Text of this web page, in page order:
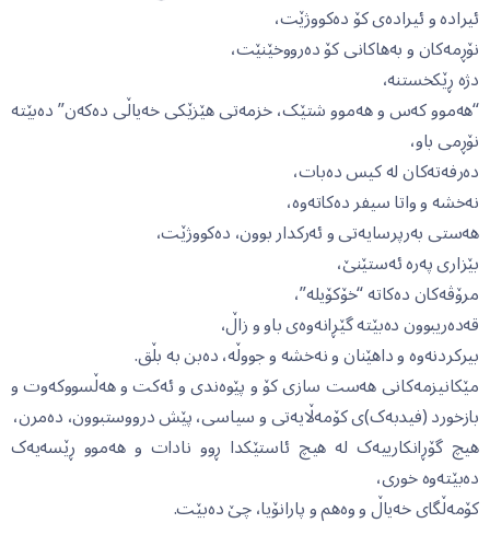
ئیرادە و ئیرادەی کۆ دەکووژێت،
نۆڕمەکان و بەهاکانی کۆ دەرووخێنێت،
دژە ڕێکخستنە،
“هەموو کەس و هەموو شتێک، خزمەتی هێزێکی خەیاڵی دەکەن” دەبێتە
نۆڕمی باو،
دەرفەتەکان لە کیس دەبات،
نەخشە و واتا سیفر دەکاتەوە،
هەستی بەرپرسایەتی و ئەرکدار بوون، دەکووژێت،
بێزاری پەرە ئەستێنێ،
مرۆڤەکان دەکاتە “خۆکۆیلە”،
قەدەریبوون دەبێتە گێڕانەوەی باو و زاڵ،
بیرکردنەوە و داهێنان و نەخشە و جووڵە، دەبن بە بڵق.
مێکانیزمەکانی هەست سازی کۆ و پێوەندی و ئەکت و هەڵسووکەوت و
بازخورد (فیدبەک)ی کۆمەڵایەتی و سیاسی، پێش درووستبوون، دەمرن،
هیچ گۆڕانکارییەک لە هیچ ئاستێکدا ڕوو نادات و هەموو ڕێسەیەک
دەبێتەوە خوری،
کۆمەڵگای خەیاڵ و وەهم و پارانۆیا، چێ دەبێت.